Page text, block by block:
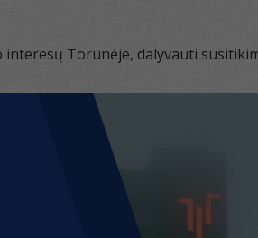
interesų Torūnėje, dalyvauti